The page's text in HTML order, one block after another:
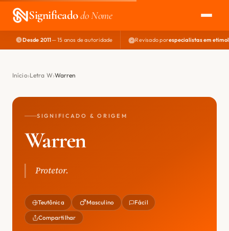
Significadodo Nome
EXPLORAR
NOME PERFEITO
Desde 2011— 15 anos de autoridade Revisado porespecialistas em
Início Letra W Warren
SIGNIFICADO & ORIGEM
Warren
Protetor.
Teutônica Masculino Fácil
Compartilhar